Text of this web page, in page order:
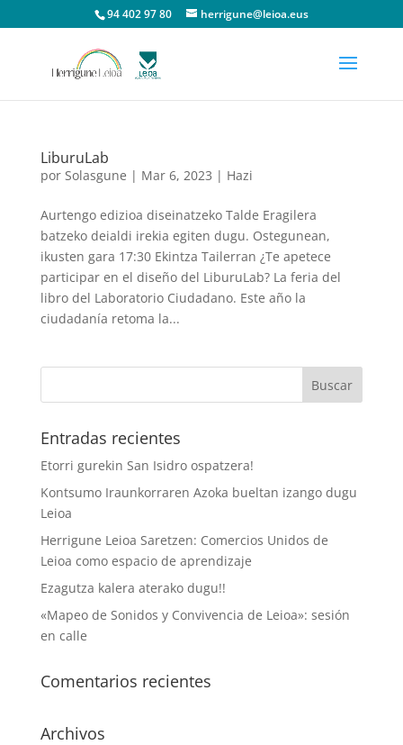
94 402 97 80 herrigune@leioa.eus
LiburuLab
por Solasgune | Mar 6, 2023 | Hazi
Aurtengo edizioa diseinatzeko Talde Eragilera
batzeko deialdi irekia egiten dugu. Ostegunean,
ikusten gara 17:30 Ekintza Tailerran ¿Te apetece
participar en el diseño del LiburuLab? La feria del
libro del Laboratorio Ciudadano. Este año la
ciudadanía retoma la...
Entradas recientes
Etorri gurekin San Isidro ospatzera!
Kontsumo Iraunkorraren Azoka bueltan izango dugu
Leioa
Herrigune Leioa Saretzen: Comercios Unidos de
Leioa como espacio de aprendizaje
Ezagutza kalera aterako dugu!!
«Mapeo de Sonidos y Convivencia de Leioa»: sesión
en calle
Comentarios recientes
Archivos